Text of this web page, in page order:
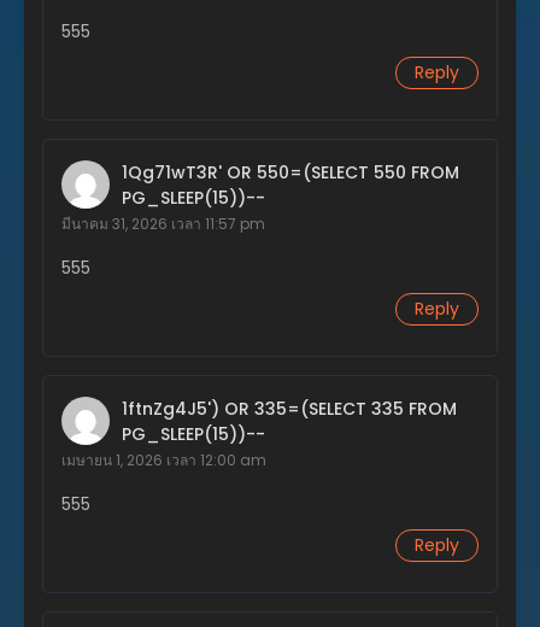
ตอนที่ 74
ตอนที่ 72
พฤศจิกายน 20, 2023
พฤศจิกายน 20, 2023
ตอนที่ 69
พฤศจิกายน 20, 2023
ตอนที่ 68
พฤศจิกายน 20, 2023
555
Reply
1Qg71wT3R' OR 550=(SELECT 550 FROM
PG_SLEEP(15))--
มีนาคม 31, 2026 เวลา 11:57 pm
555
Reply
1ftnZg4J5') OR 335=(SELECT 335 FROM
PG_SLEEP(15))--
เมษายน 1, 2026 เวลา 12:00 am
555
Reply